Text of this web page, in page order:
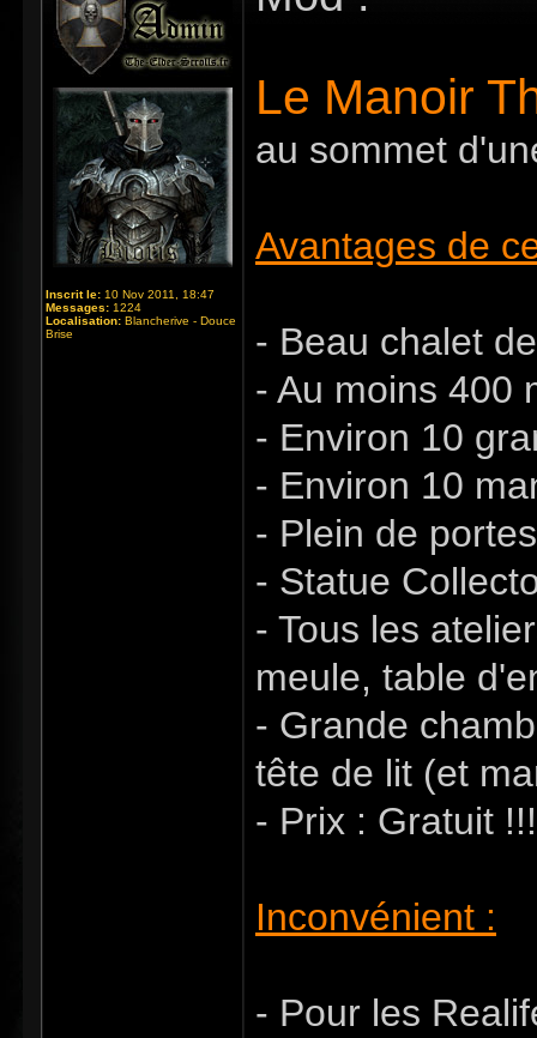
Inscrit le: 10 Nov 2011, 18:47
Messages: 1224
Localisation: Blancherive - Douce
Brise
Le Manoir
au sommet
Avantages de
- Beau chalet
- Au moins 400
- Environ 10
- Environ 10
- Plein de
- Statue
- Tous les
meule, table
- Grande
tête de lit (et
- Prix : Gratuit
Inconvénient :
- Pour les